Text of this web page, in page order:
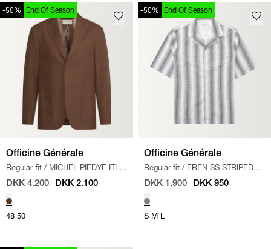
-50% End Of Season
Officine Générale
Regular fit / MICHEL PIEDYE ITL
BLAZER / BRUN
DKK 4.200 DKK 2.100
48 50
-50% End Of Season
Officine Générale
Regular fit / EREN SS STRIPED
SHIRT / GRÅ
DKK 1.900 DKK 950
S M L